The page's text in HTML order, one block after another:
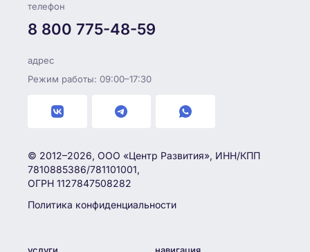
телефон
8 800 775-48-59
адрес
Режим работы: 09:00–17:30
© 2012–2026, ООО «Центр Развития», ИНН/КПП
7810885386/781101001,
ОГРН 1127847508282
Политика конфиденциальности